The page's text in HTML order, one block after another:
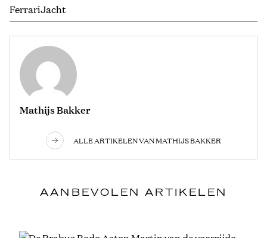
FerrariJacht
Mathijs Bakker
ALLE ARTIKELEN VAN MATHIJS BAKKER
AANBEVOLEN ARTIKELEN